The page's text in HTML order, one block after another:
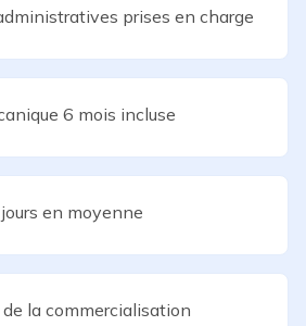
prises en charge
6 mois incluse
en moyenne
la commercialisation